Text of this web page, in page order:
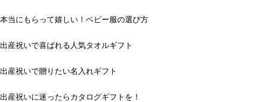
本当にもらって嬉しい！ベビー服の選び方
出産祝いで喜ばれる人気タオルギフト
出産祝いで贈りたい名入れギフト
出産祝いに迷ったらカタログギフトを！